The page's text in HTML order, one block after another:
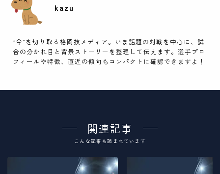
kazu
“今”を切り取る格闘技メディア。いま話題の対戦を中心に、試
合の分かれ目と背景ストーリーを整理して伝えます。選手プロ
フィールや特徴、直近の傾向もコンパクトに確認できますよ！
関連記事
こんな記事も読まれています